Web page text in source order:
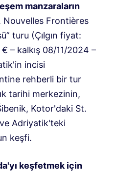
manzaraların
Nouvelles Frontières
turu (Çılgın fiyat:
– kalkış 08/11/2024 –
incisi
rehberli bir tur
tarihi merkezinin,
Kotor'daki St.
Adriyatik'teki
keşfi.
keşfetmek için